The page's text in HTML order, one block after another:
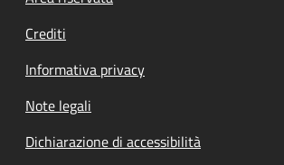
Crediti
Informativa privacy
Note legali
Dichiarazione di accessibilità